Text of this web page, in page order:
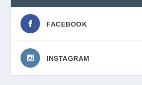
FACEBOOK
INSTAGRAM